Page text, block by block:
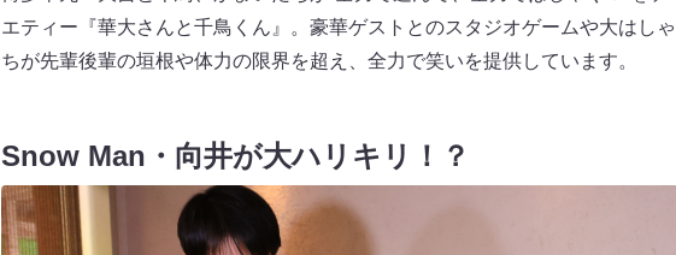
エティー『華大さんと千鳥くん』。豪華ゲストとのスタジオゲームや大はし
ちが先輩後輩の垣根や体力の限界を超え、全力で笑いを提供しています。
Snow Man・向井が大ハリキリ！？